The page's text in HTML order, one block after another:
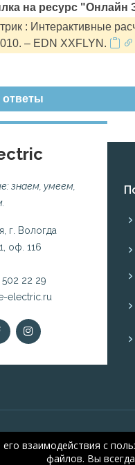
на ресурс "Онлайн
: Интерактивные
– EDN XXFLYN.
знаем, умеем,
г. Вологда
оф. 116
502 22 29
electric.ru
взаимодействия с
файлов. Вы